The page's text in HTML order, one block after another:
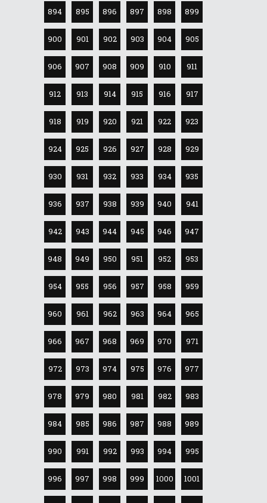
894 895 896 897 898 899
900 901 902 903 904 905
906 907 908 909 910 911
912 913 914 915 916 917
918 919 920 921 922 923
924 925 926 927 928 929
930 931 932 933 934 935
936 937 938 939 940 941
942 943 944 945 946 947
948 949 950 951 952 953
954 955 956 957 958 959
960 961 962 963 964 965
966 967 968 969 970 971
972 973 974 975 976 977
978 979 980 981 982 983
984 985 986 987 988 989
990 991 992 993 994 995
996 997 998 999 1000 1001